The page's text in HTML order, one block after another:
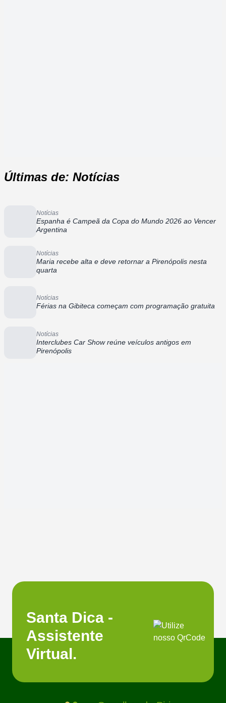
Últimas de: Notícias
Notícias
Espanha é Campeã da Copa do Mundo 2026 ao Vencer
Argentina
Notícias
Maria recebe alta e deve retornar a Pirenópolis nesta
quarta
Notícias
Férias na Gibiteca começam com programação gratuita
Notícias
Interclubes Car Show reúne veículos antigos em
Pirenópolis
Santa Dica -
Assistente
Virtual.